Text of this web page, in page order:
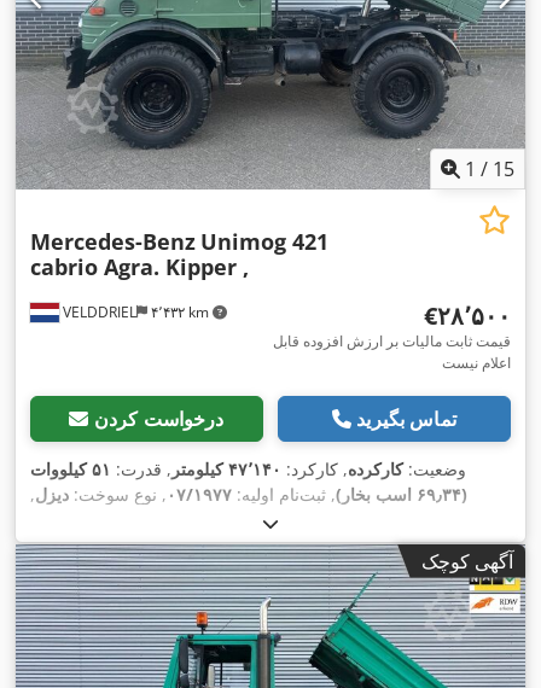
1 / 15
VELDDRIEL ۴٬۴۳۲ km
Mercedes-Benz Unimog 421
cabrio Agra. Kipper ,
‎€۲۸٬۵۰۰
قیمت ثابت مالیات بر ارزش افزوده قابل
اعلام نیست
درخواست کردن تماس بگیرید
وضعیت:کارکرده, کارکرد: ۴۷٬۱۴۰ کیلومتر , قدرت:
۵۱ کیلووات
(۶۹٫۳۴ اسب بخار)
, ثبت‌نام اولیه: ۰۷/۱۹۷۷ , نوع سوخت: دیزل,
دیزل, رنگ:سبز, نوع چرخ‌دنده:مکانیکی, تعداد دنده‌ها:۸, تعداد
صندلی‌ها:۲, سال ساخت:۱۹۷۷ , آگهی کوچک